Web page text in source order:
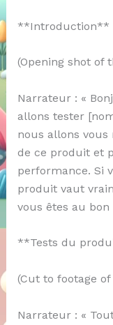
**Introduction**
(Opening shot of
Narrateur : «
allons tester
nous allons
de ce produit et
performance. Si
produit vaut
vous êtes au bon
**Tests du
(Cut to footage
Narrateur : «